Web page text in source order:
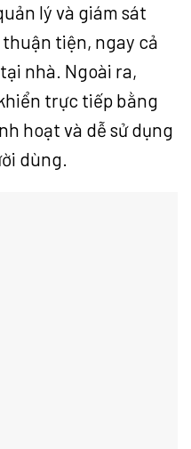
lý và giám sát
tiện, ngay cả
nhà. Ngoài ra,
trực tiếp bằng
hoạt và dễ sử dụng
dùng.